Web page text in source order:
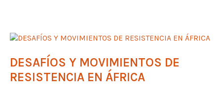
DESAFÍOS Y MOVIMIENTOS DE
RESISTENCIA EN ÁFRICA